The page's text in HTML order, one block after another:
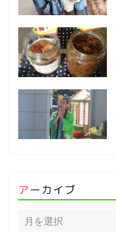
アーカイブ